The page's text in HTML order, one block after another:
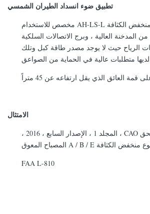
تطبيق ضوء انسداد الطيران الشمسي
إن الضوء الشمسي منخفض الكثافة AH-LS-L مخصص للاستخدام
المدخنة العالية ، وبرج الاتصالات السلكية
الرياح حيث لا يوجد مصدر طاقة كبل وتلك
متطلبات عالية في الحماية من الصواعق
العائق الذي يقل ارتفاعه عن 45 متراً
الامتثال
الملحق 14 من ملحق CAO ، المجلد 1 ، الإصدار السابع ، 2016 ،
FAA L-810